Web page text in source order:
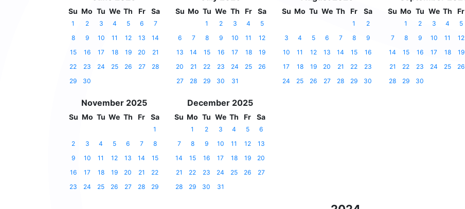
Su Mo Tu We Th Fr Sa
1 2 3 4 5 6
7
8
9 10 11 12 13
14
15
16 17 18 19 20
21
22
23 24 25 26 27
28
29
30
Su Mo Tu We Th Fr Sa
1 2 3 4
5
6
7 8 9 10 11
12
13
14 15 16 17 18
19
20
21 22 23 24 25
26
27
28 29 30 31
Su Mo Tu We Th Fr Sa
1
2
3
4 5 6 7 8
9
10
11 12 13 14 15
16
17
18 19 20 21 22
23
24
25 26 27 28 29 30
Su Mo Tu We Th Fr
1 2 3 4 5
7
8 9 10 11 12
14
15 16 17 18 19
21
22 23 24 25 26
28
29 30
November 2025
Su Mo Tu We Th Fr Sa
1
2
3 4 5 6 7
8
9
10 11 12 13 14
15
16
17 18 19 20 21
22
23
24 25 26 27 28 29
December 2025
Su Mo Tu We Th Fr Sa
1 2 3 4 5
6
7
8 9 10 11 12
13
14
15 16 17 18 19
20
21
22 23 24 25 26
27
28
29 30 31